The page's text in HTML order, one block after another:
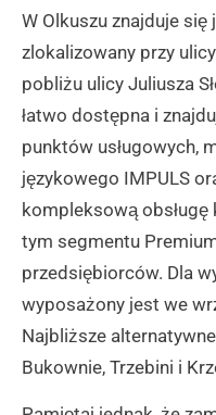
W Olkuszu znajduje się
zlokalizowany przy
pobliżu ulicy Juliusza
łatwo dostępna i
punktów usługowych,
językowego IMPULS
kompleksową
tym segmentu
przedsiębiorców. Dla
wyposażony jest we
Najbliższe
Bukownie, Trzebini i